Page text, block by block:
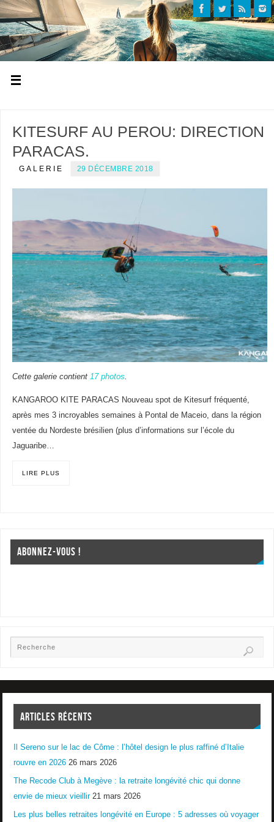
KITESURF AU PEROU: DIRECTION
PARACAS.
GALERIE 29 DÉCEMBRE 2018
Cette galerie contient 17 photos
KANGAROO KITE PARACAS Nouveau spot de Kitesurf fréquenté,
après mes 3 incroyables semaines à Pontal de Maceio, dans la région
ventée du Nordeste brésilien (plus d’informations sur l’école du
Jaguaribe…
LIRE PLUS
ABONNEZ-VOUS !
ARTICLES RÉCENTS
Il Sereno sur le lac de Côme : l’hôtel design le plus raffiné d’Italie
rouvre en 2026 26 mars 2026
The Recode Club à Megève : la retraite longévité chic qui donne
envie de mieux vieillir 21 mars 2026
Les plus belles retraites longévité en Europe : 5 adresses où voyager